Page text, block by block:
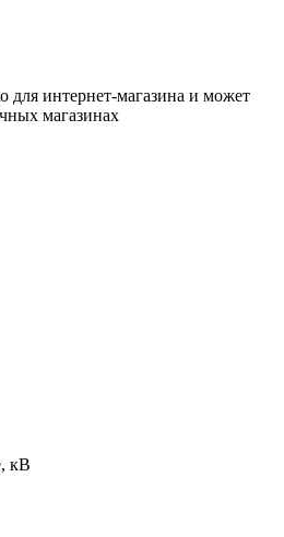
для интернет-магазина и может
магазинах
кВ